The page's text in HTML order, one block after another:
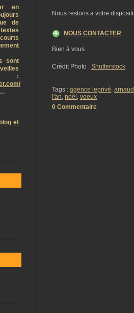
Nous restons a votre
NOUS CONTACTER
Bien à vous.
Crédit Photo : Shutterstock
Tags : agence leprivé,
l'an, noël , voeux
0 Commentaire
en
de
sont
:
et